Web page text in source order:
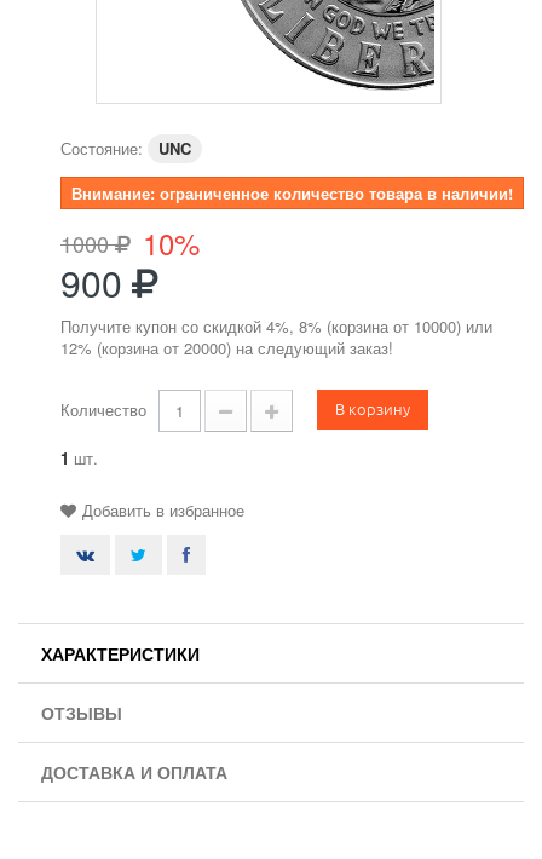
Состояние:
UNC
Внимание: ограниченное количество товара в наличии!
1000 10%
900
Получите купон со скидкой 4%, 8% (корзина от 10000) или
12% (корзина от 20000) на следующий заказ!
Количество В корзину
1 шт.
Добавить в избранное
ХАРАКТЕРИСТИКИ
ОТЗЫВЫ
ДОСТАВКА И ОПЛАТА